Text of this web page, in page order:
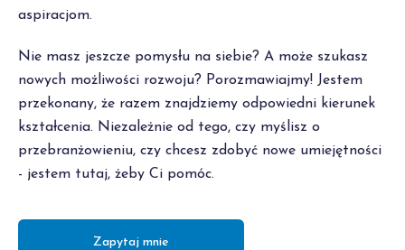
aspiracjom.
Nie masz jeszcze pomysłu na siebie? A może szukasz
nowych możliwości rozwoju? Porozmawiajmy! Jestem
przekonany, że razem znajdziemy odpowiedni kierunek
kształcenia. Niezależnie od tego, czy myślisz o
przebranżowieniu, czy chcesz zdobyć nowe umiejętności
- jestem tutaj, żeby Ci pomóc.
Zapytaj mnie